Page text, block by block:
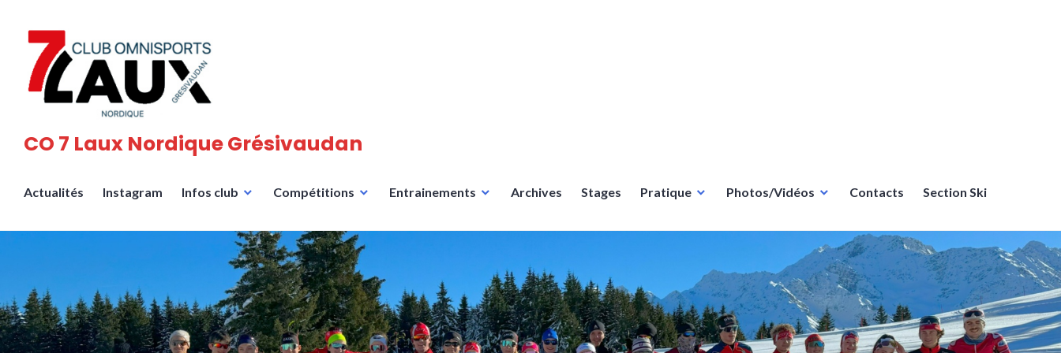
contenu
principal
CO 7 Laux Nordique Grésivaudan
Actualités Instagram Infos club Compétitions Entrainements Archives Stages Pratique Photos/Vidéos Contacts Section Ski